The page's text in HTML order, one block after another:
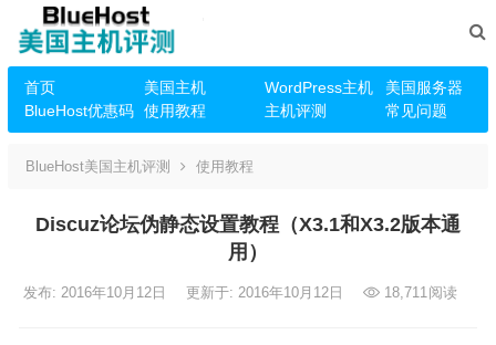
首页 美国主机 WordPress主机
美国服务器
BlueHost优惠码
使用教程 主机评测 常见问题
BlueHost美国主机评测 使用教程
Discuz论坛伪静态设置教程（X3.1和X3.2版本通
用）
发布: 2016年10月12日 更新于: 2016年10月12日 18,711阅读